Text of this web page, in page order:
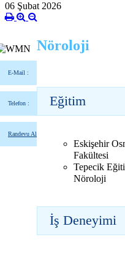
06 Şubat 2026
E-Mail :
Telefon :
Randevu Al
Nöroloji
Eğitim
Eskişehir
Fakültesi
Tepecik
Nöroloji
İş Deneyimi